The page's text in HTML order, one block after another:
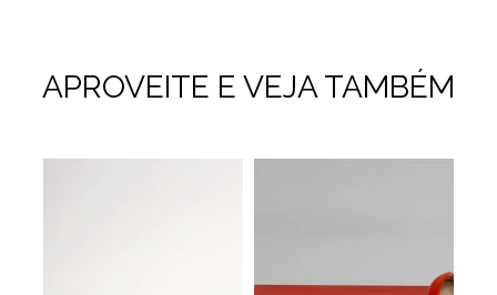
APROVEITE E VEJA TAMBÉM